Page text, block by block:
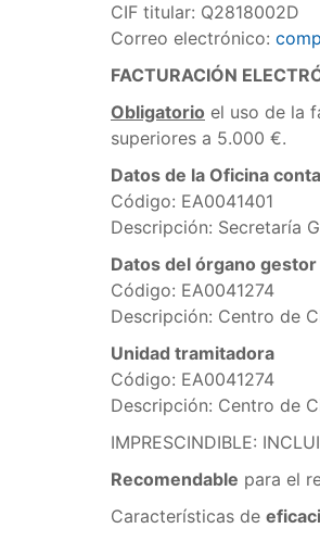
CIF titular: Q2818002D
Correo electrónico:
FACTURACIÓN
Obligatorio el uso de la
superiores a 5.000 €.
Datos de la Oficina
Código: EA0041401
Descripción: Secretaría
Datos del órgano gestor
Código: EA0041274
Descripción: Centro de
Unidad tramitadora
Código: EA0041274
Descripción: Centro de
IMPRESCINDIBLE:
Recomendable para el
Características de